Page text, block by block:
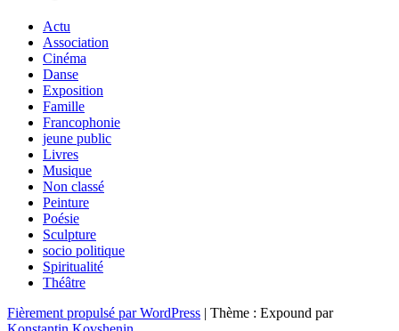
Actu
Association
Cinéma
Danse
Exposition
Famille
Francophonie
jeune public
Livres
Musique
Non classé
Peinture
Poésie
Sculpture
socio politique
Spiritualité
Théâtre
Fièrement propulsé par WordPress | Thème : Expound par